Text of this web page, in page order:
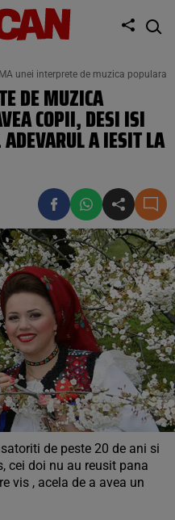
unei interprete de muzica
DE MUZICA
COPII, DESI ISI
A IESIT LA
de peste 20 de ani si
cei doi nu au reusit pana
vis , acela de a avea un